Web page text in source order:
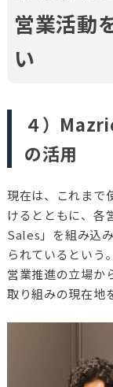
営業活動
い
４）
の活用
現在は、これまで
けるとともに、各
Sales」を組み込
られているという。
営業推進の立場か
取り組みの現在地